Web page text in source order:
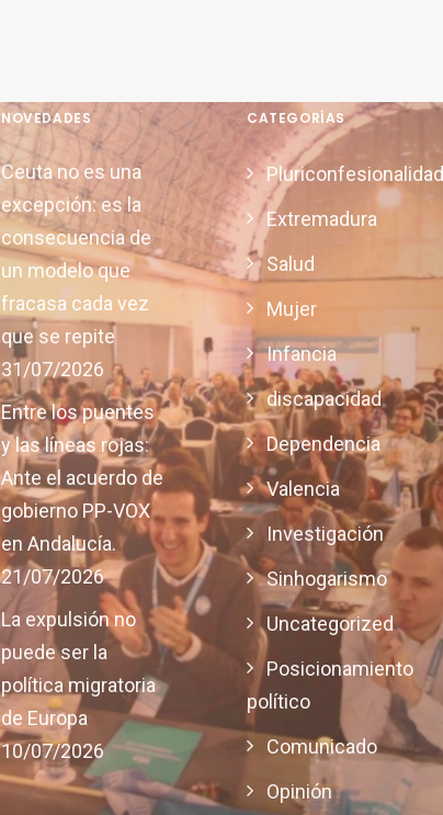
NOVEDADES
Ceuta no es una
excepción: es la
consecuencia de
un modelo que
fracasa cada vez
que se repite
31/07/2026
Entre los puentes
y las líneas rojas:
Ante el acuerdo de
gobierno PP-VOX
en Andalucía.
21/07/2026
La expulsión no
puede ser la
política migratoria
de Europa
10/07/2026
CATEGORÍAS
Pluriconfesionalidad
Extremadura
Salud
Mujer
Infancia
discapacidad
Dependencia
Valencia
Investigación
Sinhogarismo
Uncategorized
Posicionamiento
político
Comunicado
Opinión